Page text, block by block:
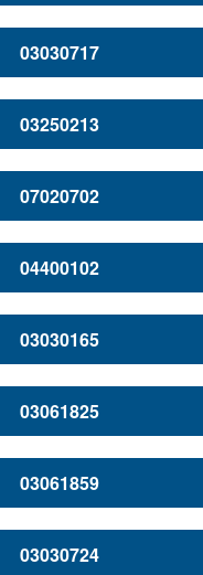
03030717
03250213
07020702
04400102
03030165
03061825
03061859
03030724